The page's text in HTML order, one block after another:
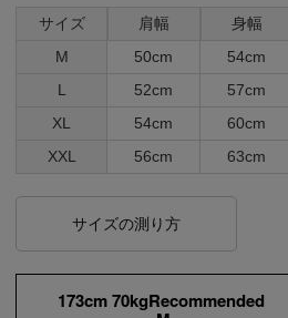
サイズ 肩幅 身幅
M
50cm 54cm
L
52cm 57cm
XL
54cm 60cm
XXL
56cm 63cm
サイズの測り方
173cm 70kgRecommended